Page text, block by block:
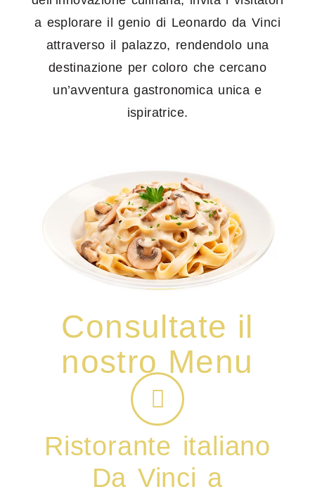
a esplorare il genio di Leonardo da Vinci
attraverso il palazzo, rendendolo una
destinazione per coloro che cercano
un’avventura gastronomica unica e
ispiratrice.
Consultate il
nostro Menu
Ristorante italiano
Da Vinci a